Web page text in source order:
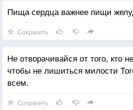
Пища сердца важнее пищи
Сохранить
Не отворачивайся от того, кто
чтобы не лишиться милости
всем.
Сохранить